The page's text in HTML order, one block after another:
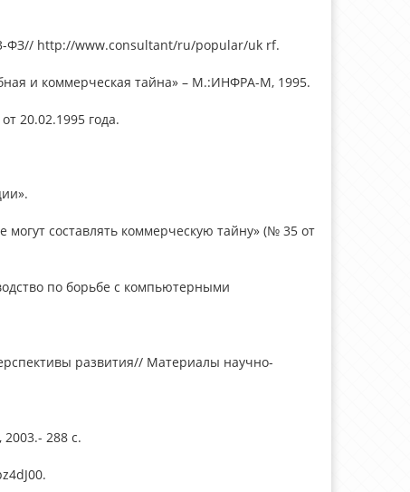
ФЗ// http://www.consultant/ru/popular/uk rf.
и коммерческая тайна» – М.:ИНФРА-М, 1995.
20.02.1995 года.
составлять коммерческую тайну» (№ 35 от
по борьбе с компьютерными
развития// Материалы научно-
288 c.